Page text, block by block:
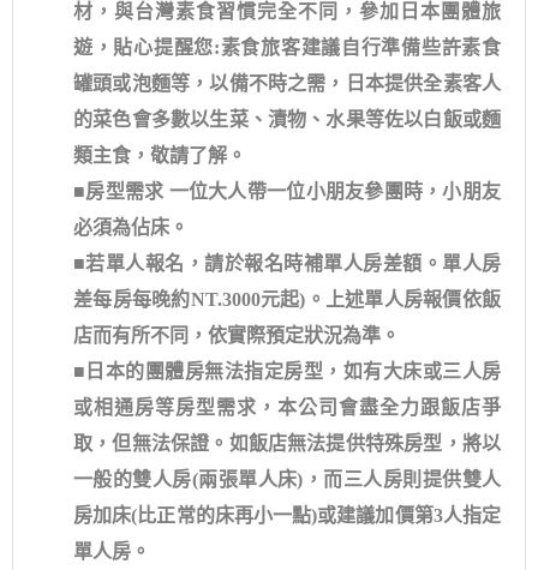
材，與台灣素食習慣完全不同，參加日本團體旅
遊，貼心提醒您:素食旅客建議自行準備些許素食
罐頭或泡麵等，以備不時之需，日本提供全素客人
的菜色會多數以生菜、漬物、水果等佐以白飯或麵
類主食，敬請了解。
■房型需求 一位大人帶一位小朋友參團時，小朋友
必須為佔床。
■若單人報名，請於報名時補單人房差額。單人房
差每房每晚約NT.3000元起)。上述單人房報價依飯
店而有所不同，依實際預定狀況為準。
■日本的團體房無法指定房型，如有大床或三人房
或相通房等房型需求，本公司會盡全力跟飯店爭
取，但無法保證。如飯店無法提供特殊房型，將以
一般的雙人房(兩張單人床)，而三人房則提供雙人
房加床(比正常的床再小一點)或建議加價第3人指定
單人房。